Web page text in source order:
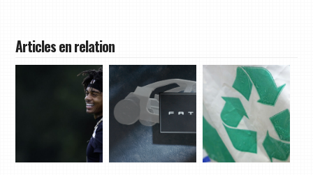
Articles en relation